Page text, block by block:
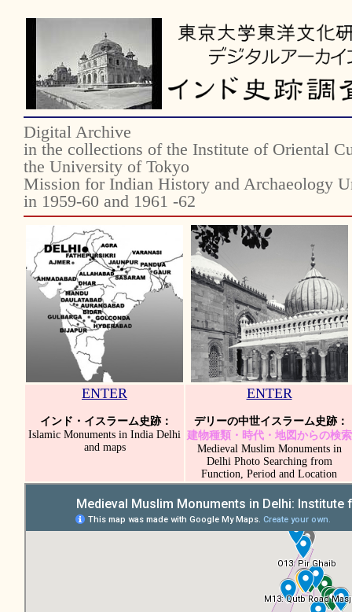
Digital Archive
in the collections of the Institute of Oriental
the University of Tokyo
Mission for Indian History and Archaeology
in 1959-60 and 1961 -62
ENTER
インド・イスラーム史跡：
Islamic Monuments in India Delhi
and maps
ENTER
デリーの中世イスラーム史跡：
建物種類・時代・地図からの検索
Medieval Muslim Monuments in
Delhi Photo Searching from
Function, Period and Location